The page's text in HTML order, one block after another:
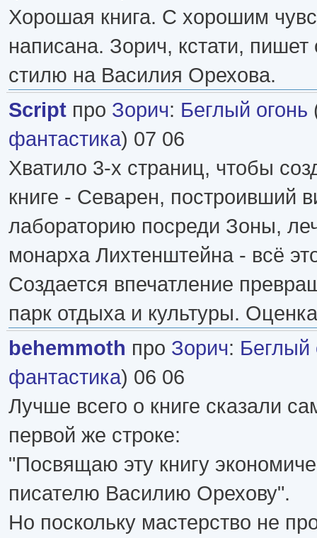
Хорошая книга. С хорошим
написана. Зорич, кстати,
стилю на Василия Орехова.
Script про Зорич: Беглый огонь
фантастика) 07 06
Хватило 3-х страниц, чтобы
книге - Севарен, построивший
лабораторию посреди Зоны,
монарха Лихтенштейна - всё
Создается впечатление
парк отдыха и культуры.
behemmoth про Зорич: Беглый
фантастика) 06 06
Лучше всего о книге сказали
первой же строке:
"Посвящаю эту книгу
писателю Василию Орехову".
Но поскольку мастерство не